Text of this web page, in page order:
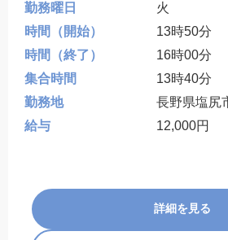
勤務曜日
火
時間（開始）
13時50分
時間（終了）
16時00分
集合時間
13時40分
勤務地
長野県塩尻
給与
12,000円
詳細を見る